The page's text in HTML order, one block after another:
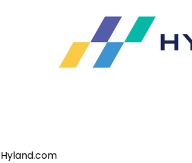
Hyland.com